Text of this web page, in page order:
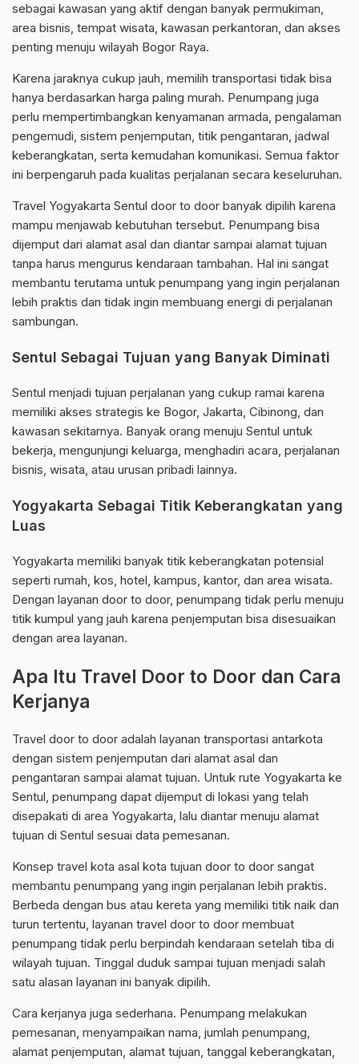
sebagai kawasan yang aktif dengan banyak permukiman,
area bisnis, tempat wisata, kawasan perkantoran, dan akses
penting menuju wilayah Bogor Raya.
Karena jaraknya cukup jauh, memilih transportasi tidak bisa
hanya berdasarkan harga paling murah. Penumpang juga
perlu mempertimbangkan kenyamanan armada, pengalaman
pengemudi, sistem penjemputan, titik pengantaran, jadwal
keberangkatan, serta kemudahan komunikasi. Semua faktor
ini berpengaruh pada kualitas perjalanan secara keseluruhan.
Travel Yogyakarta Sentul door to door banyak dipilih karena
mampu menjawab kebutuhan tersebut. Penumpang bisa
dijemput dari alamat asal dan diantar sampai alamat tujuan
tanpa harus mengurus kendaraan tambahan. Hal ini sangat
membantu terutama untuk penumpang yang ingin perjalanan
lebih praktis dan tidak ingin membuang energi di perjalanan
sambungan.
Sentul Sebagai Tujuan yang Banyak Diminati
Sentul menjadi tujuan perjalanan yang cukup ramai karena
memiliki akses strategis ke Bogor, Jakarta, Cibinong, dan
kawasan sekitarnya. Banyak orang menuju Sentul untuk
bekerja, mengunjungi keluarga, menghadiri acara, perjalanan
bisnis, wisata, atau urusan pribadi lainnya.
Yogyakarta Sebagai Titik Keberangkatan yang
Luas
Yogyakarta memiliki banyak titik keberangkatan potensial
seperti rumah, kos, hotel, kampus, kantor, dan area wisata.
Dengan layanan door to door, penumpang tidak perlu menuju
titik kumpul yang jauh karena penjemputan bisa disesuaikan
dengan area layanan.
Apa Itu Travel Door to Door dan Cara
Kerjanya
Travel door to door adalah layanan transportasi antarkota
dengan sistem penjemputan dari alamat asal dan
pengantaran sampai alamat tujuan. Untuk rute Yogyakarta ke
Sentul, penumpang dapat dijemput di lokasi yang telah
disepakati di area Yogyakarta, lalu diantar menuju alamat
tujuan di Sentul sesuai data pemesanan.
Konsep travel kota asal kota tujuan door to door sangat
membantu penumpang yang ingin perjalanan lebih praktis.
Berbeda dengan bus atau kereta yang memiliki titik naik dan
turun tertentu, layanan travel door to door membuat
penumpang tidak perlu berpindah kendaraan setelah tiba di
wilayah tujuan. Tinggal duduk sampai tujuan menjadi salah
satu alasan layanan ini banyak dipilih.
Cara kerjanya juga sederhana. Penumpang melakukan
pemesanan, menyampaikan nama, jumlah penumpang,
alamat penjemputan, alamat tujuan, tanggal keberangkatan,